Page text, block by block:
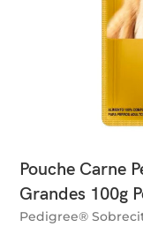
Pouche Carne
Grandes 100g
Pedigree®